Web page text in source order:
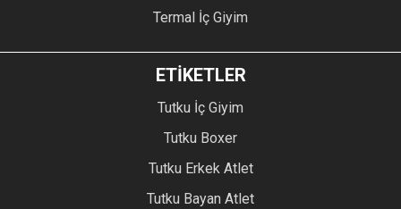
Termal İç Giyim
ETİKETLER
Tutku İç Giyim
Tutku Boxer
Tutku Erkek Atlet
Tutku Bayan Atlet